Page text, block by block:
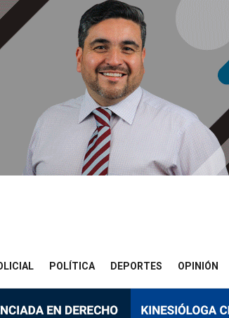
POLÍTICA DEPORTES OPINIÓN